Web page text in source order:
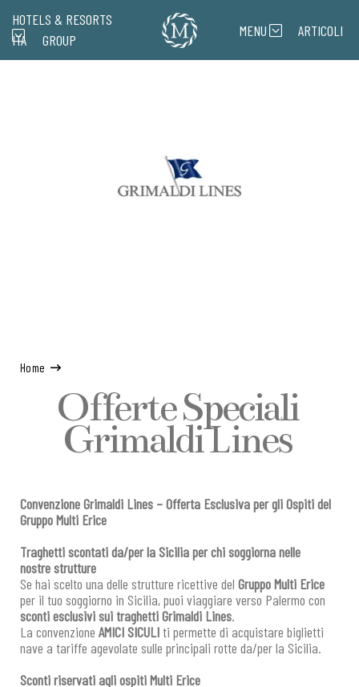
ITA GROUP
HOTELS & RESORTS
MENU ARTICOLI
Home
Offerte Speciali
Grimaldi Lines
Convenzione Grimaldi Lines – Offerta Esclusiva per gli Ospiti del
Gruppo Multi Erice
Traghetti scontati da/per la Sicilia per chi soggiorna nelle
nostre strutture
Se hai scelto una delle strutture ricettive del Gruppo Multi Erice
per il tuo soggiorno in Sicilia, puoi viaggiare verso Palermo con
sconti esclusivi sui traghetti Grimaldi Lines.
La convenzione AMICI SICULI ti permette di acquistare biglietti
nave a tariffe agevolate sulle principali rotte da/per la Sicilia.
Sconti riservati agli ospiti Multi Erice